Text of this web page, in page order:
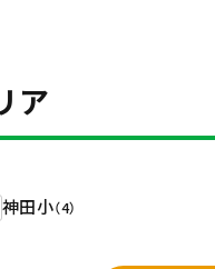
ア
神田小（4）